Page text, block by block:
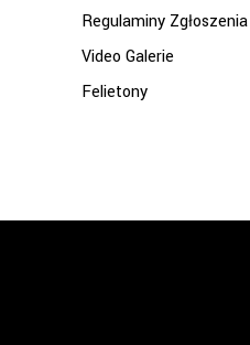
Regulaminy Zgłoszenia
Video Galerie
Felietony